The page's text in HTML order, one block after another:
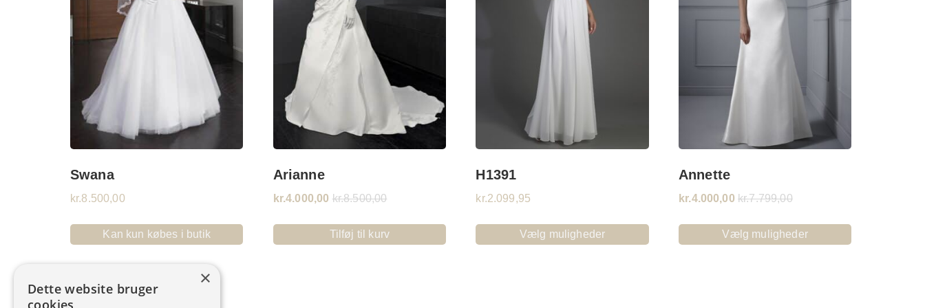
Swana
kr.8.500,00
Kan kun købes i butik
Arianne
kr.4.000,00 kr.8.500,00
Tilføj til kurv
H1391
kr.2.099,95
Vælg muligheder
Annette
kr.4.000,00 kr.7.799,00
Vælg muligheder
×
Dette website bruger
cookies